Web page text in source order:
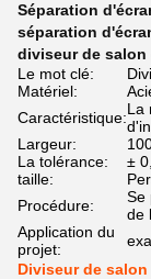
Séparation
séparation
diviseur de salon
Le mot clé:
Matériel:
Caractéristique:La
Largeur:
La tolérance:
±
taille:
Procédure:
Se
de
Application du
projet:
Diviseur de